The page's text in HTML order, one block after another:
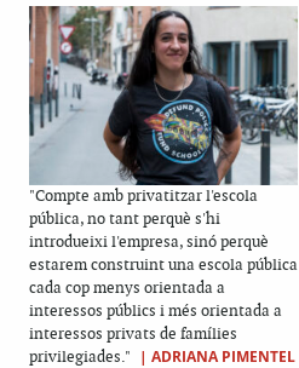
"Compte amb privatitzar l'escola
pública, no tant perquè s'hi
introdueixi l'empresa, sinó perquè
estarem construint una escola pública
cada cop menys orientada a
interessos públics i més orientada a
interessos privats de famílies
privilegiades."
| ADRIANA PIMENTEL